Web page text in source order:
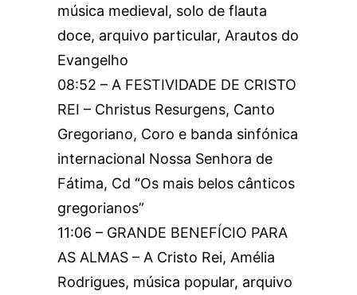
música medieval, solo de flauta
doce, arquivo particular, Arautos do
Evangelho
08:52 – A FESTIVIDADE DE CRISTO
REI – Christus Resurgens, Canto
Gregoriano, Coro e banda sinfónica
internacional Nossa Senhora de
Fátima, Cd “Os mais belos cânticos
gregorianos”
11:06 – GRANDE BENEFÍCIO PARA
AS ALMAS – A Cristo Rei, Amélia
Rodrigues, música popular, arquivo